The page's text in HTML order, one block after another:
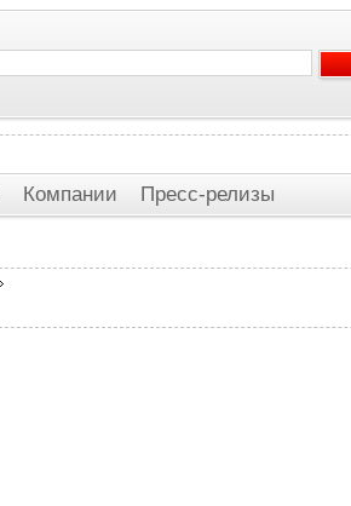
Компании Пресс-релизы